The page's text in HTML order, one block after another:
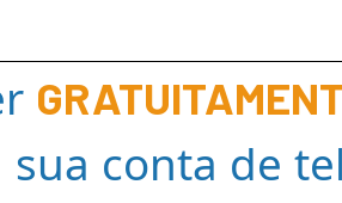
sua conta de